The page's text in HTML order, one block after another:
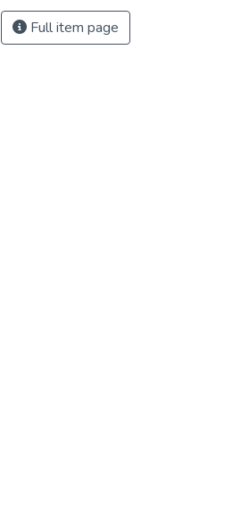
Full item page